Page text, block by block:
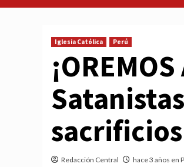
Iglesia Católica Perú
Redacción Central hace 3 años en